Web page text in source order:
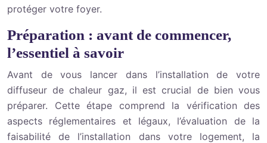
protéger votre foyer.
Préparation : avant de commencer,
l’essentiel à savoir
Avant de vous lancer dans l’installation de votre
diffuseur de chaleur gaz, il est crucial de bien vous
préparer. Cette étape comprend la vérification des
aspects réglementaires et légaux, l’évaluation de la
faisabilité de l’installation dans votre logement, la